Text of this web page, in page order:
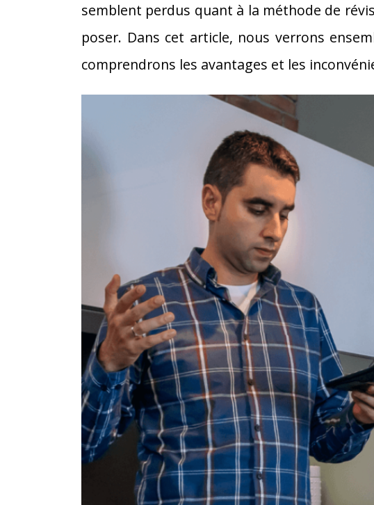
semblent perdus quant à la méthode de
poser. Dans cet article, nous verrons
comprendrons les avantages et les